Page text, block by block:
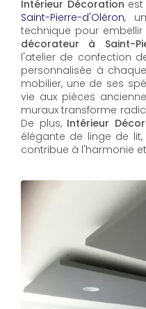
Intérieur Décoration
Saint-Pierre-d'Oléron,
technique pour embellir
décorateur à Saint-
l'atelier de confection
personnalisée à
mobilier, une de ses
vie aux pièces
muraux transforme
De plus, Intérieur
élégante de linge de
contribue à l'harmonie